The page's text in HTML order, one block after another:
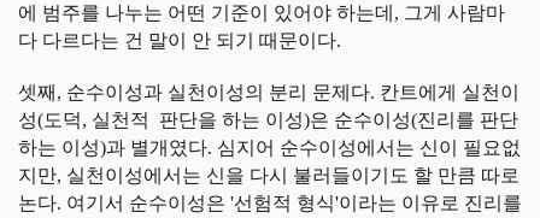
에 범주를 나누는 어떤 기준이 있어야 하는데, 그게 사람마
다 다르다는 건 말이 안 되기 때문이다.
셋째, 순수이성과 실천이성의 분리 문제다. 칸트에게 실천이
성(도덕, 실천적 판단을 하는 이성)은 순수이성(진리를 판단
하는 이성)과 별개였다. 심지어 순수이성에서는 신이 필요없
지만, 실천이성에서는 신을 다시 불러들이기도 할 만큼 따로
논다. 여기서 순수이성은 '선험적 형식'이라는 이유로 진리를